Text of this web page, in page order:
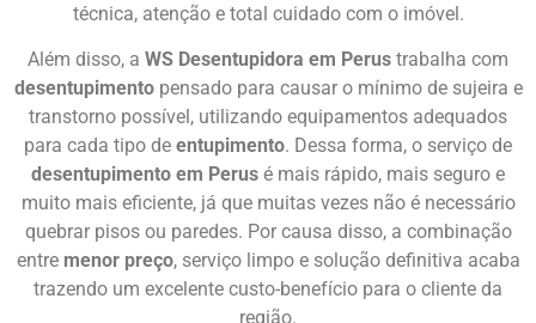
técnica, atenção e total cuidado com o imóvel.
Além disso, a WS Desentupidora em Perus trabalha com
desentupimentopensado para causar o mínimo de sujeira e
transtorno possível, utilizando equipamentos adequados
para cada tipo de entupimento. Dessa forma, o serviço de
desentupimento em Perus é mais rápido, mais seguro e
muito mais eficiente, já que muitas vezes não é necessário
quebrar pisos ou paredes. Por causa disso, a combinação
entre menor preço, serviço limpo e solução definitiva acaba
trazendo um excelente custo-benefício para o cliente da
região.